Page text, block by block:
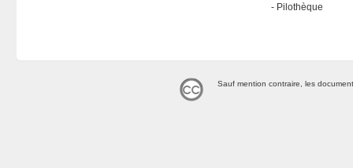
Pilothèque
Sauf mention contraire, les